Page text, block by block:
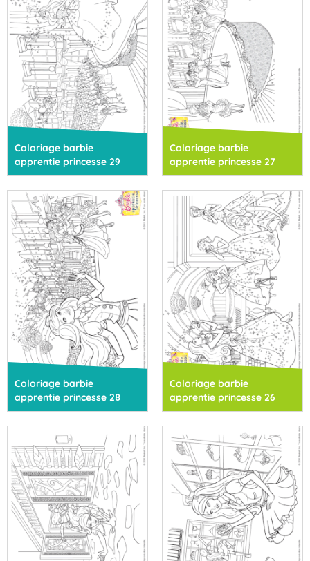
Coloriage barbie
apprentie princesse 29
Coloriage barbie
apprentie princesse 27
Coloriage barbie
apprentie princesse 28
Coloriage barbie
apprentie princesse 26